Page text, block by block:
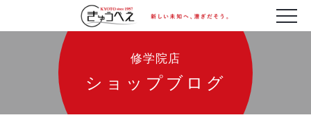
修学院店
ショップブログ